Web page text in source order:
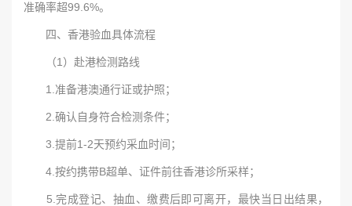
准确率超99.6%。
四、香港验血具体流程
（1）赴港检测路线
1.准备港澳通行证或护照；
2.确认自身符合检测条件；
3.提前1-2天预约采血时间；
4.按约携带B超单、证件前往香港诊所采样；
5.完成登记、抽血、缴费后即可离开，最快当日出结果，